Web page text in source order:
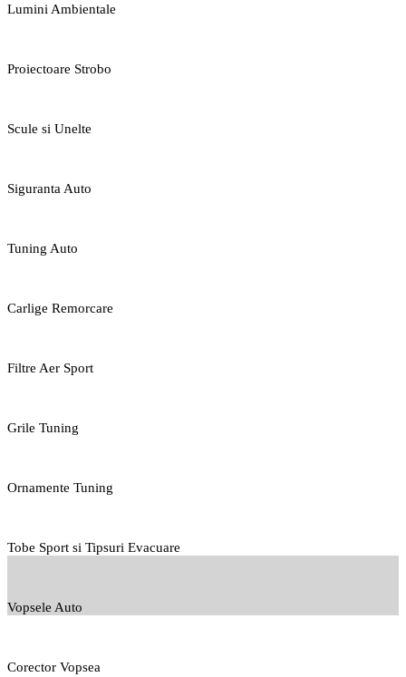
Lumini Ambientale
Proiectoare Strobo
Scule si Unelte
Siguranta Auto
Tuning Auto
Carlige Remorcare
Filtre Aer Sport
Grile Tuning
Ornamente Tuning
Tobe Sport si Tipsuri Evacuare
Vopsele Auto
Corector Vopsea